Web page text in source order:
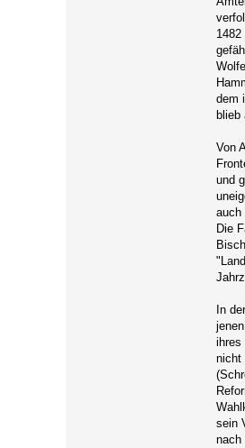
dem
blieb
Von
und
auch
Die
In
ihres
nicht
sein
nach